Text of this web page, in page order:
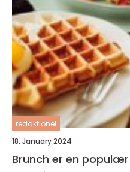
redaktionel
18. January 2024
Brunch er en